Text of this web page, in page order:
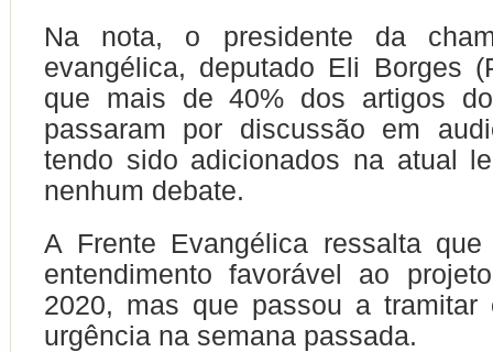
Na nota, o presidente da
evangélica, deputado Eli Borges
que mais de 40% dos artigos
passaram por discussão em
tendo sido adicionados na atual
nenhum debate.
A Frente Evangélica ressalta
entendimento favorável ao
2020, mas que passou a tramitar
urgência na semana passada.